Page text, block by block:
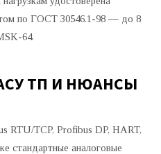
по ГОСТ 30546.1-98 — до 8
64.
ТП И НЮАНСЫ
RTU/TCP, Profibus DP, HART,
стандартные аналоговые